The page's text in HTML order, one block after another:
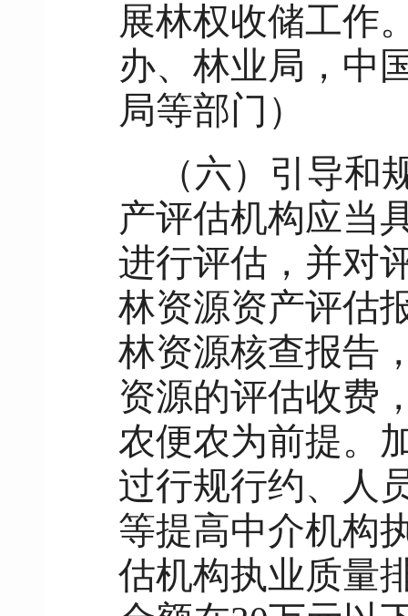
展林权收储工作
办、林业局，中
局等部门）
（六）引导
产评估机构应当
进行评估，并对
林资源资产评估
林资源核查报告
资源的评估收费
农便农为前提。
过行规行约、人
等提高中介机构
估机构执业质量